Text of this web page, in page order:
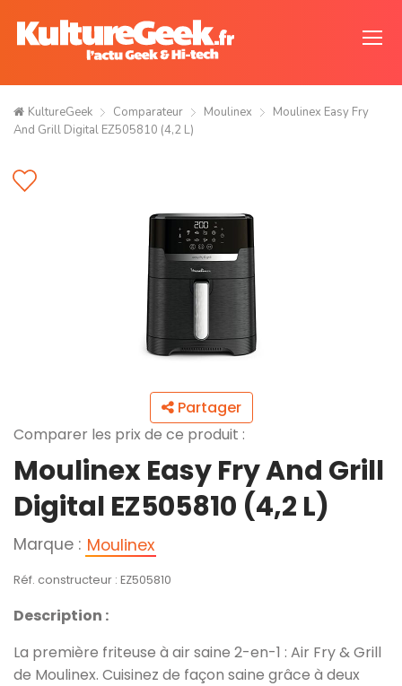
KultureGeek Comparateur Moulinex
Moulinex Easy Fry
And Grill Digital EZ505810 (4,2 L)
Partager
Comparer les prix de ce produit :
Moulinex Easy Fry And Grill
Digital EZ505810 (4,2 L)
Marque : Moulinex
Réf. constructeur : EZ505810
Description :
La première friteuse à air saine 2-en-1 : Air Fry & Grill
de Moulinex. Cuisinez de façon saine grâce à deux